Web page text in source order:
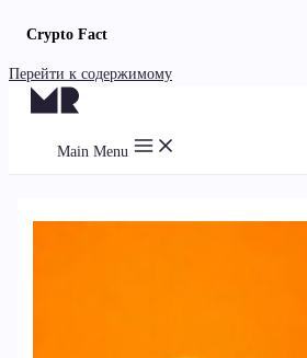
Crypto Fact
Перейти к содержимому
Main Menu